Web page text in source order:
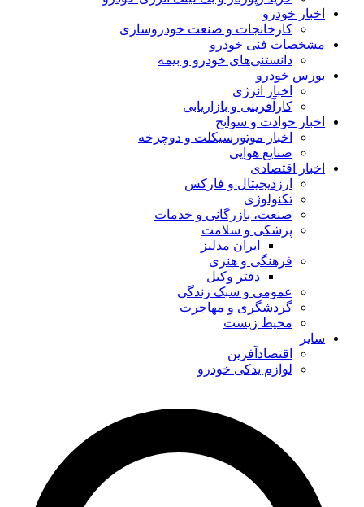
اخبار خودرو
کارخانجات و صنعت خودروسازی
مشخصات فنی خودرو
دانستنی‌های خودرو و بیمه
بورس خودرو
اخبار انرژی
کارآفرینی و بازاریابی
اخبار حوادث و سوانح
اخبار موتورسیکلت و دوچرخه
صنایع هوایی
اخبار اقتصادی
ارزدیجیتال و فارکس
تکنولوژی
صنعت، بازرگانی و خدمات
پزشکی و سلامت
ایران مدلبز
فرهنگی و هنری
دفتر وکیل
عمومی و سبک زندگی
گردشگری و مهاجرت
محیط زیست
سایر
اقتصادآفرین
لوازم یدکی خودرو